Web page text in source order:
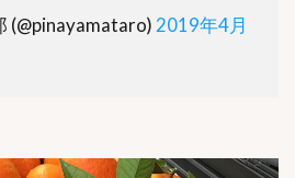
(@pinayamataro) 2019年4月